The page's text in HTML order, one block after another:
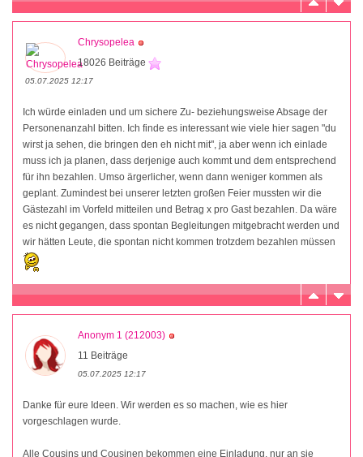
Chrysopelea
18026 Beiträge
05.07.2025 12:17
Ich würde einladen und um sichere Zu- beziehungsweise Absage der
Personenanzahl bitten. Ich finde es interessant wie viele hier sagen "du
wirst ja sehen, die bringen den eh nicht mit", ja aber wenn ich einlade
muss ich ja planen, dass derjenige auch kommt und dem entsprechend
für ihn bezahlen. Umso ärgerlicher, wenn dann weniger kommen als
geplant. Zumindest bei unserer letzten großen Feier mussten wir die
Gästezahl im Vorfeld mitteilen und Betrag x pro Gast bezahlen. Da wäre
es nicht gegangen, dass spontan Begleitungen mitgebracht werden und
wir hätten Leute, die spontan nicht kommen trotzdem bezahlen müssen
Anonym 1 (212003)
11 Beiträge
05.07.2025 12:17
Danke für eure Ideen. Wir werden es so machen, wie es hier
vorgeschlagen wurde.
Alle Cousins und Cousinen bekommen eine Einladung, nur an sie